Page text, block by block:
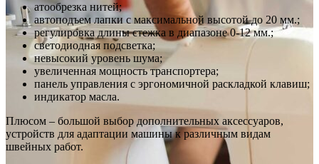
атообрезка нитей;
автоподъем лапки с максимальной высотой до 20 мм.;
регулировка длины стежка в диапазоне 0-12 мм.;
светодиодная подсветка;
невысокий уровень шума;
увеличенная мощность транспортера;
панель управления с эргономичной раскладкой клавиш;
индикатор масла.
Плюсом – большой выбор дополнительных аксессуаров,
устройств для адаптации машины к различным видам
швейных работ.